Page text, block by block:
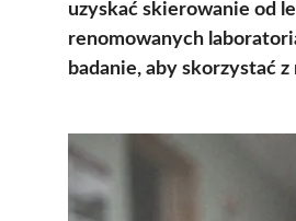
uzyskać skierowanie od
renomowanych
badanie, aby skorzystać